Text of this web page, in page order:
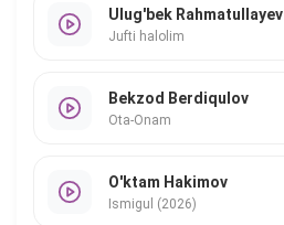
Ulug'bek Rahmatullayev
Jufti halolim
Bekzod Berdiqulov
Ota-Onam
O'ktam Hakimov
Ismigul (2026)